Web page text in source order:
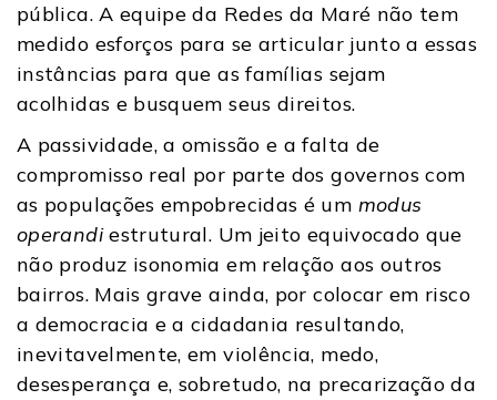
pública. A equipe da Redes da Maré não tem
medido esforços para se articular junto a essas
instâncias para que as famílias sejam
acolhidas e busquem seus direitos.
A passividade, a omissão e a falta de
compromisso real por parte dos governos com
as populações empobrecidas é um modus
operandiestrutural. Um jeito equivocado que
não produz isonomia em relação aos outros
bairros. Mais grave ainda, por colocar em risco
a democracia e a cidadania resultando,
inevitavelmente, em violência, medo,
desesperança e, sobretudo, na precarização da